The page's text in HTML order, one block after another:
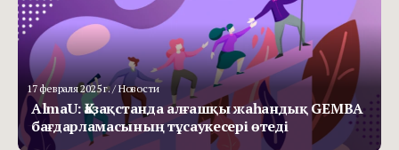
17 февраля 2025 г./ Новости
AlmaU: Қазақстанда алғашқы жаһандық GEMBA
бағдарламасының тұсаукесері өтеді